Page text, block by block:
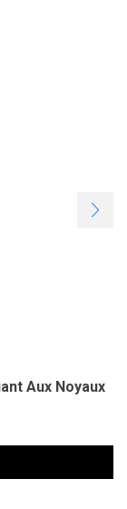
Aux Noyaux